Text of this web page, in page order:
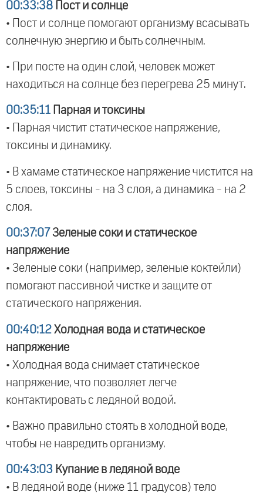
00:33:38 Пост и солнце
• Пост и солнце помогают организму всасывать
солнечную энергию и быть солнечным.
• При посте на один слой, человек может
находиться на солнце без перегрева 25 минут.
00:35:11 Парная и токсины
• Парная чистит статическое напряжение,
токсины и динамику.
• В хамаме статическое напряжение чистится на
5 слоев, токсины - на 3 слоя, а динамика - на 2
слоя.
00:37:07 Зеленые соки и статическое
напряжение
• Зеленые соки (например, зеленые коктейли)
помогают пассивной чистке и защите от
статического напряжения.
00:40:12 Холодная вода и статическое
напряжение
• Холодная вода снимает статическое
напряжение, что позволяет легче
контактировать с ледяной водой.
• Важно правильно стоять в холодной воде,
чтобы не навредить организму.
00:43:03 Купание в ледяной воде
• В ледяной воде (ниже 11 градусов) тело